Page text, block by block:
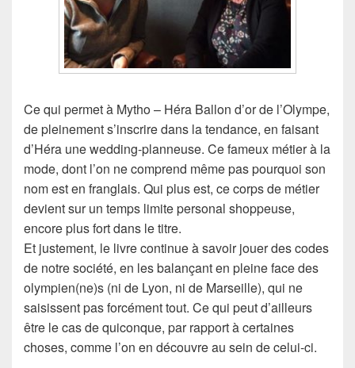
Ce qui permet à Mytho – Héra Ballon d’or de l’Olympe,
de pleinement s’inscrire dans la tendance, en faisant
d’Héra une wedding-planneuse. Ce fameux métier à la
mode, dont l’on ne comprend même pas pourquoi son
nom est en franglais. Qui plus est, ce corps de métier
devient sur un temps limite personal shoppeuse,
encore plus fort dans le titre.
Et justement, le livre continue à savoir jouer des codes
de notre société, en les balançant en pleine face des
olympien(ne)s (ni de Lyon, ni de Marseille), qui ne
saisissent pas forcément tout. Ce qui peut d’ailleurs
être le cas de quiconque, par rapport à certaines
choses, comme l’on en découvre au sein de celui-ci.